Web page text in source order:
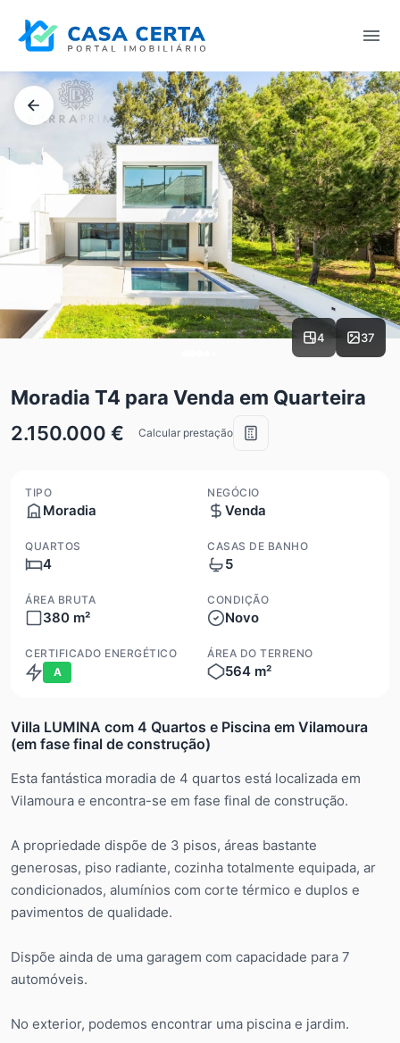
4 37
Moradia T4 para Venda em Quarteira
2.150.000 €
Calcular prestação
TIPO
Moradia
NEGÓCIO
Venda
QUARTOS
4
CASAS DE BANHO
5
ÁREA BRUTA
380 m²
CONDIÇÃO
Novo
CERTIFICADO ENERGÉTICO
A
ÁREA DO TERRENO
564 m²
Villa LUMINA com 4 Quartos e Piscina em Vilamoura
(em fase final de construção)
Esta fantástica moradia de 4 quartos está localizada em
Vilamoura e encontra-se em fase final de construção.
A propriedade dispõe de 3 pisos, áreas bastante
generosas, piso radiante, cozinha totalmente equipada, ar
condicionados, alumínios com corte térmico e duplos e
pavimentos de qualidade.
Dispõe ainda de uma garagem com capacidade para 7
automóveis.
No exterior, podemos encontrar uma piscina e jardim.